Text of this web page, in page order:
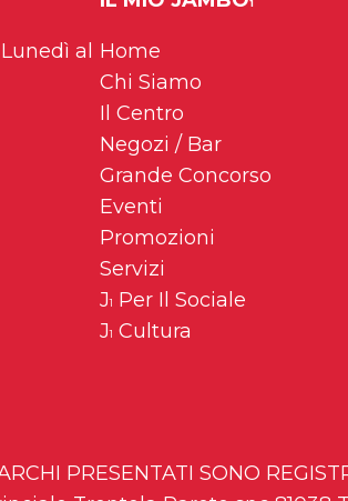
al
1
Home
Chi Siamo
Il Centro
Negozi / Bar
Grande Concorso
Eventi
Promozioni
Servizi
J1
Per Il Sociale
J1 Cultura
PRESENTATI SONO